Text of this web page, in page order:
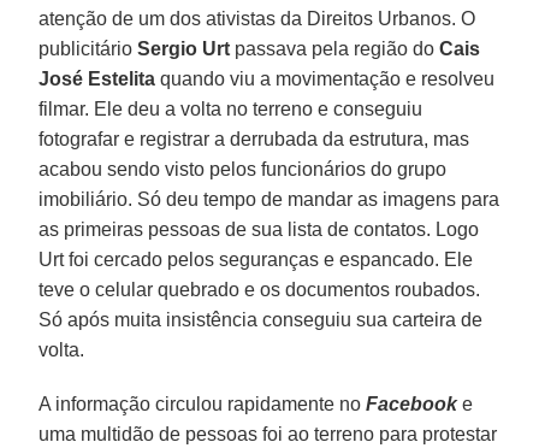
atenção de um dos ativistas da Direitos Urbanos. O
publicitárioSergio Urt passava pela região doCais
José Estelita quando viu a movimentação e resolveu
filmar. Ele deu a volta no terreno e conseguiu
fotografar e registrar a derrubada da estrutura, mas
acabou sendo visto pelos funcionários do grupo
imobiliário. Só deu tempo de mandar as imagens para
as primeiras pessoas de sua lista de contatos. Logo
Urt foi cercado pelos seguranças e espancado. Ele
teve o celular quebrado e os documentos roubados.
Só após muita insistência conseguiu sua carteira de
volta.
A informação circulou rapidamente noFacebooke
uma multidão de pessoas foi ao terreno para protestar